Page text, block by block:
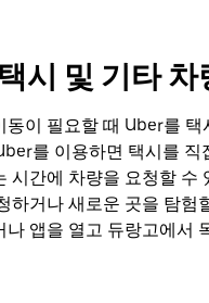
시 및 기타 차
동이 필요할 때 Uber를 택
를 이용하면 택시를 직
시간에 차량을 요청할 수
하거나 새로운 곳을 탐험
나 앱을 열고 듀랑고에서